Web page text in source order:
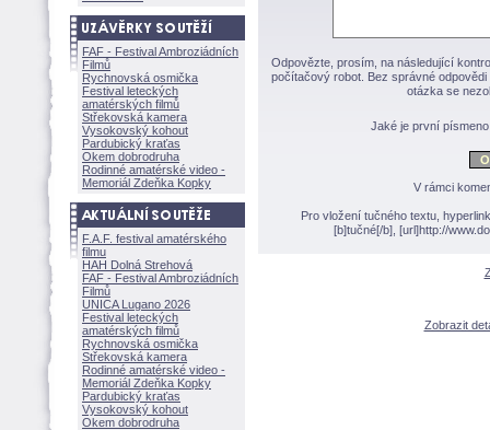
FAF - Festival Ambroziádních
Filmů
Rychnovská osmička
Festival leteckých
amatérských filmů
Střekovská kamera
Vysokovský kohout
Pardubický kraťas
Okem dobrodruha
Rodinné amatérské video -
Memoriál Zdeňka Kopky
F.A.F. festival amatérského
filmu
HAH Dolná Strehov
FAF - Festival Ambroziádních
Filmů
UNICA Lugano 2026
Festival leteckých
amatérských filmů
Rychnovská osmička
Střekovská kamera
Rodinné amatérské video -
Memoriál Zdeňka Kopky
Pardubický kraťas
Vysokovský kohout
Okem dobrodruha
Odpovězte, prosím, na následující
počítačový robot. Bez správné
otázka se
Jaké je první
V rámci
Pro vložení tučného textu,
[b]tučné[/b], [url]http://
Zobrazit